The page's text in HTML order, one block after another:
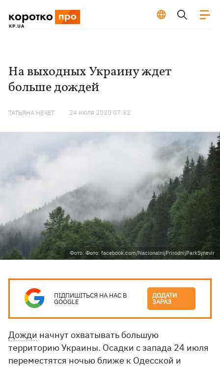
На выходных Украину ждет
больше дождей
ТАТЬЯНА НЕЧЕТ 24 июля 2020 07:32
Фото: Фото: facebook.com/NacionalnijPrirodnijParkSynevir
ПІДПИШІТЬСЯ НА НАС В
GOOGLE
ДОДАТИ
ЗАРАЗ
Дожди начнут охватывать большую
территорию Украины. Осадки с запада 24 июля
переместятся ночью ближе к Одесской и